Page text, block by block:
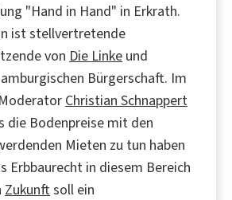
"Hand in Hand" in Erkrath.
ist stellvertretende
von Die Linke und
Bürgerschaft. Im
Christian Schnappert
die Bodenpreise mit den
Mieten zu tun haben
Erbbaurecht in diesem Bereich
Zukunftsoll ein